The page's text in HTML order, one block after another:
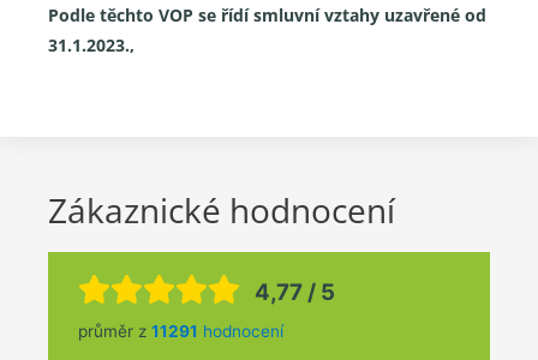
Podle těchto VOP se řídí smluvní vztahy uzavřené od
31.1.2023.,
Zákaznické hodnocení
4,77 / 5
průměr z 11291 hodnocení